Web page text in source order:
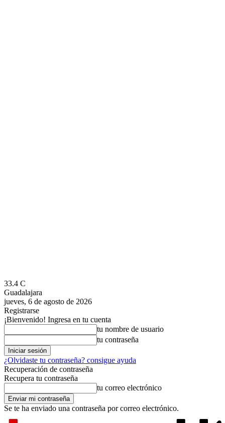
33.4 C
Guadalajara
jueves, 6 de agosto de 2026
Registrarse
¡Bienvenido! Ingresa en tu cuenta
tu nombre de usuario
tu contraseña
¿Olvidaste tu contraseña? consigue ayuda
Recuperación de contraseña
Recupera tu contraseña
tu correo electrónico
Se te ha enviado una contraseña por correo electrónico.